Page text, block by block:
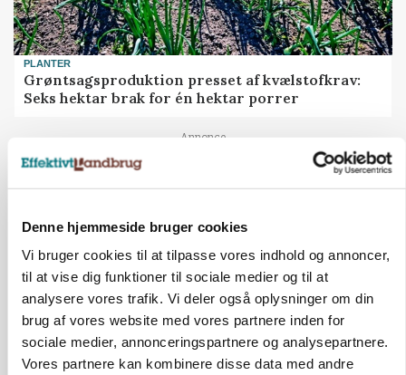
Denne hjemmeside bruger cookies
Vi bruger cookies til at tilpasse vores indhold og annoncer,
til at vise dig funktioner til sociale medier og til at
analysere vores trafik. Vi deler også oplysninger om din
brug af vores website med vores partnere inden for
sociale medier, annonceringspartnere og analysepartnere.
Vores partnere kan kombinere disse data med andre
PLANTER
Grøntsagsproduktion presset af kvælstofkrav:
Seks hektar brak for én hektar porrer
Annonce